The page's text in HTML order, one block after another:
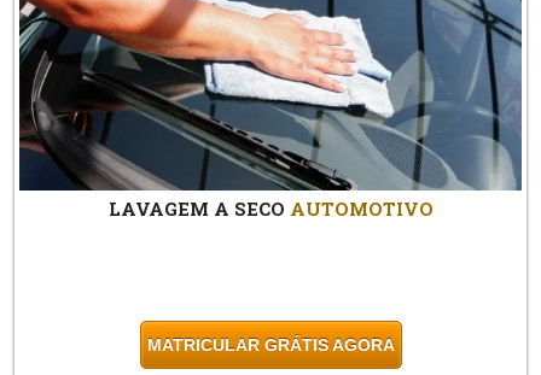
LAVAGEM A SECO AUTOMOTIVO
MATRICULAR GRÁTIS AGORA